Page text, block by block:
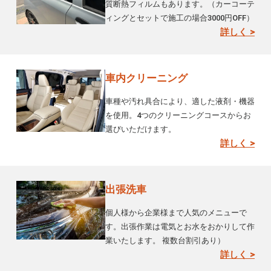
質断熱フィルムもあります。（カーコーテ
ィングとセットで施工の場合3000円OFF）
詳しく >
車内クリーニング
車種や汚れ具合により、適した液剤・機器
を使用。4つのクリーニングコースからお
選びいただけます。
詳しく >
出張洗車
個人様から企業様まで人気のメニューで
す。出張作業は電気とお水をおかりして作
業いたします。 複数台割引あり）
詳しく >